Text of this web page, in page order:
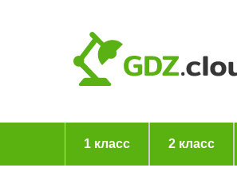
1 класс 2 класс